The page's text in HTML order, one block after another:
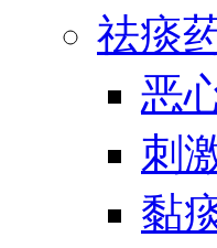
祛痰
恶
刺
黏